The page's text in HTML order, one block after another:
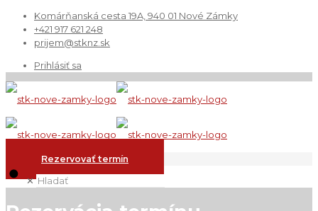
Komárňanská cesta 19A, 940 01 Nové Zámky
+421 917 621 248
prijem@stknz.sk
Prihlásiť sa
Rezervovať termín
✕